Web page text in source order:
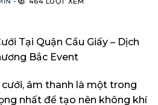
Tại Quận Cầu Giấy – Dịch
Bắc Event
âm thanh là một trong
nhất để tạo nên không khí